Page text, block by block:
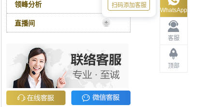
客服
顶部
WhatsApp
扫码添加客服
领峰分析
直播间